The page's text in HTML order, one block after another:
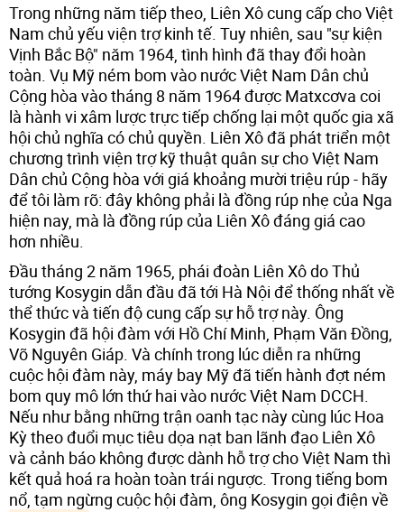
Trong những năm tiếp theo, Liên Xô cung cấp cho Việt
Nam chủ yếu viện trợ kinh tế. Tuy nhiên, sau "sự kiện
Vịnh Bắc Bộ" năm 1964, tình hình đã thay đổi hoàn
toàn. Vụ Mỹ ném bom vào nước Việt Nam Dân chủ
Cộng hòa vào tháng 8 năm 1964 được Matxcơva coi
là hành vi xâm lược trực tiếp chống lại một quốc gia xã
hội chủ nghĩa có chủ quyền. Liên Xô đã phát triển một
chương trình viện trợ kỹ thuật quân sự cho Việt Nam
Dân chủ Cộng hòa với giá khoảng mười triệu rúp - hãy
để tôi làm rõ: đây không phải là đồng rúp nhẹ của Nga
hiện nay, mà là đồng rúp của Liên Xô đáng giá cao
hơn nhiều.
Đầu tháng 2 năm 1965, phái đoàn Liên Xô do Thủ
tướng Kosygin dẫn đầu đã tới Hà Nội để thống nhất về
thể thức và tiến độ cung cấp sự hỗ trợ này. Ông
Kosygin đã hội đàm với Hồ Chí Minh, Phạm Văn Đồng,
Võ Nguyên Giáp. Và chính trong lúc diễn ra những
cuộc hội đàm này, máy bay Mỹ đã tiến hành đợt ném
bom quy mô lớn thứ hai vào nước Việt Nam DCCH.
Nếu như bằng những trận oanh tạc này cùng lúc Hoa
Kỳ theo đuổi mục tiêu dọa nạt ban lãnh đạo Liên Xô
và cảnh báo không được dành hỗ trợ cho Việt Nam thì
kết quả hoá ra hoàn toàn trái ngược. Trong tiếng bom
nổ, tạm ngừng cuộc hội đàm, ông Kosygin gọi điện về